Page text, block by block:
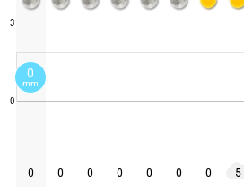
3
0
0 0 0 0 0 0 0 5
0
mm